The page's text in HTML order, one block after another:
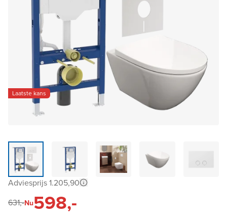
Laatste kans
Adviesprijs 1.205,90
631,-Nu598,-